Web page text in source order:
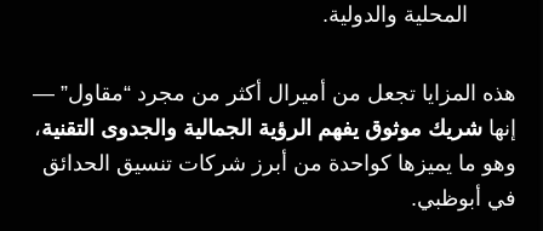
المحلية والدولية.
هذه المزايا تجعل من أميرال أكثر من مجرد “مقاول” —
إنها شريك موثوق يفهم الرؤية الجمالية والجدوى التقنية،
وهو ما يميزها كواحدة من أبرز شركات تنسيق الحدائق
في أبوظبي.